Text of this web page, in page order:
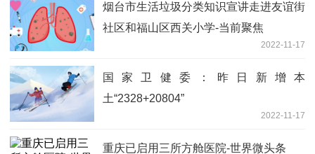
烟台市生活垃圾分类知识宣讲走进友谊街
社区和福山区西关小学-当前聚焦
2022-11-17
国家卫健委：昨日新增本
土“2328+20804”
2022-11-17
重庆已启用三所方舱医院-世界微头条